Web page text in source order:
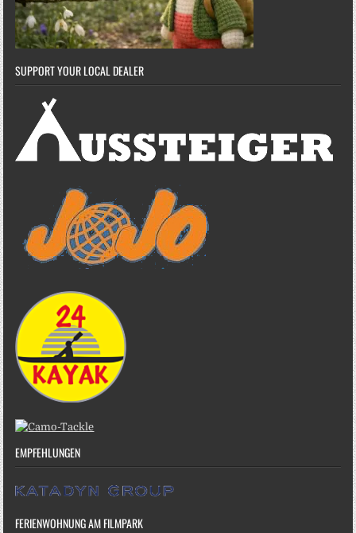
SUPPORT YOUR LOCAL DEALER
EMPFEHLUNGEN
FERIENWOHNUNG AM FILMPARK